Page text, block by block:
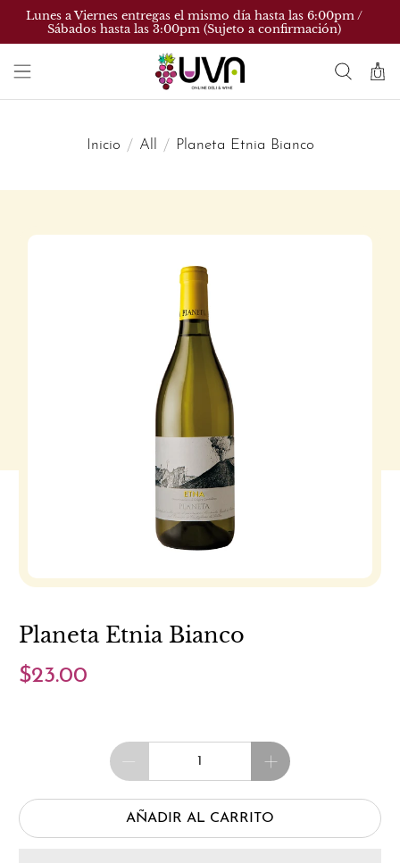
Lunes a Viernes entregas el mismo día hasta las 6:00pm /
Sábados hasta las 3:00pm (Sujeto a confirmación)
Inicio All Planeta Etnia Bianco
Planeta Etnia Bianco
$23.00
Cantidad
AÑADIR AL CARRITO